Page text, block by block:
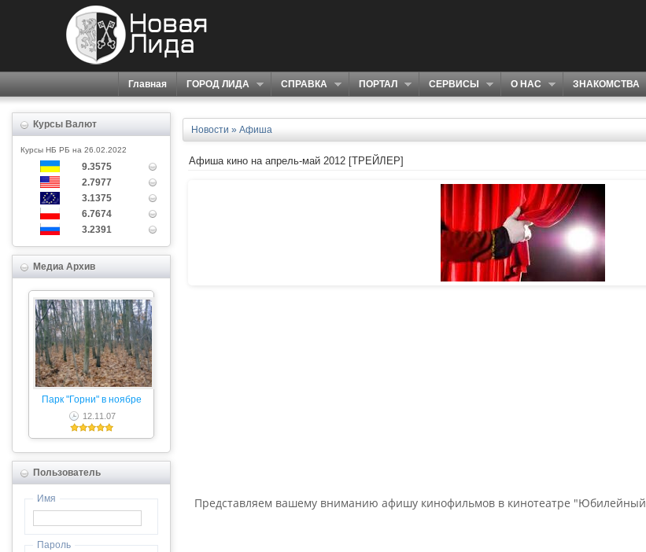
Главная ГОРОД ЛИДА СПРАВКА ПОРТАЛ СЕРВИСЫ О НАС ЗНАКОМСТВА
Курсы Валют
Курсы НБ РБ на 26.02.2022
9.3575
2.7977
3.1375
6.7674
3.2391
Медиа Архив
Парк "Горни" в ноябре
12.11.07
Пользователь
Имя
Пароль
Новости » Афиша
Афиша кино на апрель-май 2012 [ТРЕЙЛЕР]
Представляем вашему вниманию афишу кинофильмов в кинотеатре